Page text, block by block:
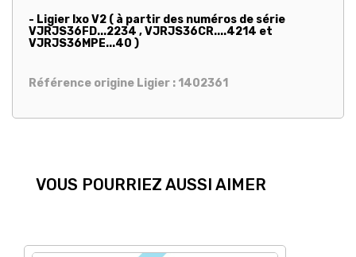
- Ligier Ixo V2 ( à partir des numéros de série
VJRJS36FD...2234 , VJRJS36CR....4214 et
VJRJS36MPE...40 )
Référence origine Ligier : 1402361
VOUS POURRIEZ AUSSI AIMER